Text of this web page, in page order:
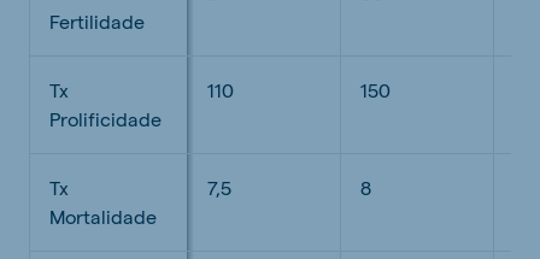
Fertilidade
Tx
Prolificidade
110 150
Tx
Mortalidade
7,5 8